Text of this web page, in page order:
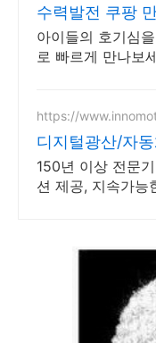
수력발전 쿠팡
아이들의 호기심
로 빠르게 만나보
https://
디지털광산/자
150년 이상 전문
션 제공, 지속가능